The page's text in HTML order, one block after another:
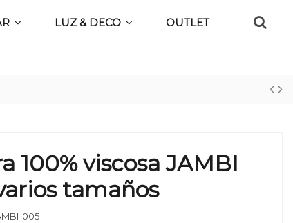
LUZ & DECO OUTLET
100% viscosa JAMBI
tamaños
005